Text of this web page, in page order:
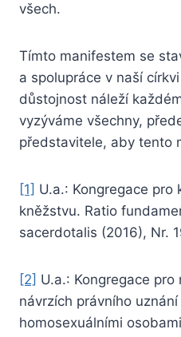
všech.
Tímto manifestem se
a spolupráce v naší
důstojnost náleží
vyzýváme všechny,
představitele, aby tento
[1] U.a.: Kongregace pro
kněžstvu. Ratio
sacerdotalis (2016), Nr.
[2] U.a.: Kongregace
návrzích právního
homosexuálními